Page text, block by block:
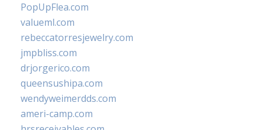
PopUpFlea.com
valueml.com
rebeccatorresjewelry.com
jmpbliss.com
drjorgerico.com
queensushipa.com
wendyweimerdds.com
ameri-camp.com